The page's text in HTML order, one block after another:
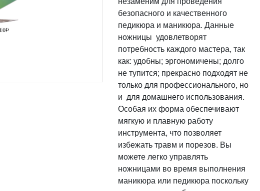
безопасного и качественного
педикюра и маникюра. Данные
ножницы удовлетворят
потребность каждого мастера, так
как: удобны; эргономичены; долго
не тупится; прекрасно подходят не
только для профессионального, но
и для домашнего использования.
Особая их форма обеспечивают
мягкую и плавную работу
инструмента, что позволяет
избежать травм и порезов. Вы
можете легко управлять
ножницами во время выполнения
маникюра или педикюра поскольку